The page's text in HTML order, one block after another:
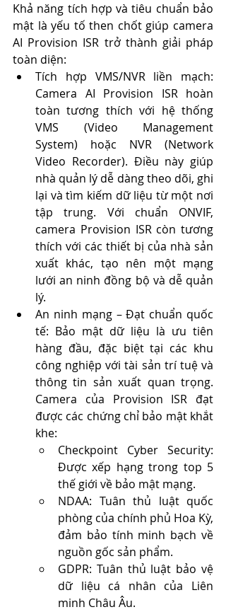
Khả năng tích hợp và tiêu chuẩn bảo
mật là yếu tố then chốt giúp camera
AI Provision ISR trở thành giải pháp
toàn diện:
Tích hợp VMS/NVR liền mạch:
Camera AI Provision ISR hoàn
toàn tương thích với hệ thống
VMS (Video Management
System) hoặc NVR (Network
Video Recorder). Điều này giúp
nhà quản lý dễ dàng theo dõi, ghi
lại và tìm kiếm dữ liệu từ một nơi
tập trung. Với chuẩn ONVIF,
camera Provision ISR còn tương
thích với các thiết bị của nhà sản
xuất khác, tạo nên một mạng
lưới an ninh đồng bộ và dễ quản
lý.
An ninh mạng – Đạt chuẩn quốc
tế: Bảo mật dữ liệu là ưu tiên
hàng đầu, đặc biệt tại các khu
công nghiệp với tài sản trí tuệ và
thông tin sản xuất quan trọng.
Camera của Provision ISR đạt
được các chứng chỉ bảo mật khắt
khe:
Checkpoint Cyber Security:
Được xếp hạng trong top 5
thế giới về bảo mật mạng.
NDAA: Tuân thủ luật quốc
phòng của chính phủ Hoa Kỳ,
đảm bảo tính minh bạch về
nguồn gốc sản phẩm.
GDPR: Tuân thủ luật bảo vệ
dữ liệu cá nhân của Liên
minh Châu Âu.